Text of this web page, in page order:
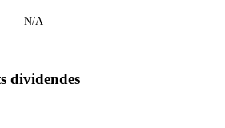
N/A
dividendes